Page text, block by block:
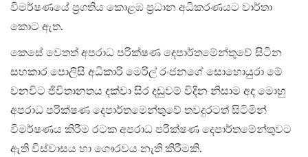
විමර්ෂණයේ ප්‍රගතිය කොළඹ ප්‍රධාන අධිකරණයට වාර්තා
කොට ඇත.
කෙසේ වෙතත් අපරාධ පරික්ෂණ දෙපාර්තමේන්තුවේ සිටින
සහකාර පොලිසි අධිකාරි මෙරිල් රංජනගේ සොහොයුරා මේ
වනවිට ජිවිතානතය දක්වා සිර දඩුවම් විදින නිසාම අද මොහු
අපරාධ පරික්ෂණ දෙපාර්තමෙන්තුවේ තවදුරටත් සිටිමින්
විමර්ෂණය කිරීම රටක අපරාධ පරික්ෂණ දෙපාර්තමේන්තුවට
ඇති විස්වාසය හා ගෞරවය නැති කිරීමකි.